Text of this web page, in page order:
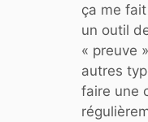
ça me
un outil
« preuve
autres
faire une